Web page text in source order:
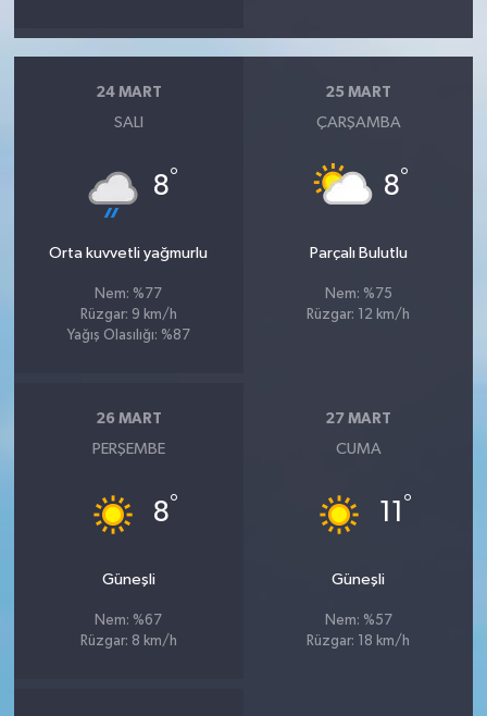
24 MART
SALI
8°
Orta kuvvetli yağmurlu
Nem: %77
Rüzgar: 9 km/h
Yağış Olasılığı: %87
25 MART
ÇARŞAMBA
8°
Parçalı Bulutlu
Nem: %75
Rüzgar: 12 km/h
26 MART
PERŞEMBE
8°
Güneşli
Nem: %67
Rüzgar: 8 km/h
27 MART
CUMA
11 °
Güneşli
Nem: %57
Rüzgar: 18 km/h